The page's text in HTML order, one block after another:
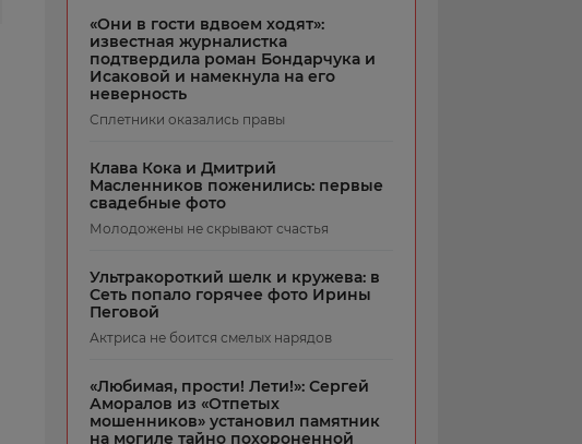
«Они в гости вдвоем ходят»:
известная журналистка
подтвердила роман Бондарчука и
Исаковой и намекнула на его
неверность
Сплетники оказались правы
Клава Кока и Дмитрий
Масленников поженились: первые
свадебные фото
Молодожены не скрывают счастья
Ультракороткий шелк и кружева: в
Сеть попало горячее фото Ирины
Пеговой
Актриса не боится смелых нарядов
«Любимая, прости! Лети!»: Сергей
Аморалов из «Отпетых
мошенников» установил памятник
на могиле тайно похороненной